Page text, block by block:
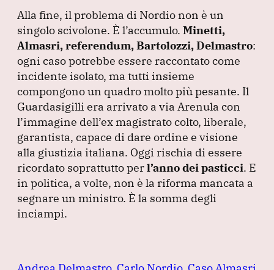
Alla fine, il problema di Nordio non è un
singolo scivolone. È l’accumulo. Minetti,
Almasri, referendum, Bartolozzi, Delmastro:
ogni caso potrebbe essere raccontato come
incidente isolato, ma tutti insieme
compongono un quadro molto più pesante. Il
Guardasigilli era arrivato a via Arenula con
l’immagine dell’ex magistrato colto, liberale,
garantista, capace di dare ordine e visione
alla giustizia italiana. Oggi rischia di essere
ricordato soprattutto perl’anno dei pasticci. E
in politica, a volte, non è la riforma mancata a
segnare un ministro. È la somma degli
inciampi.